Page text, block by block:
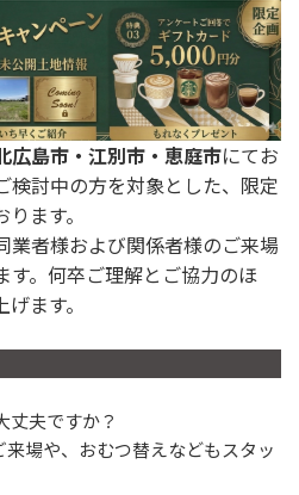
広島市・江別市・恵庭市にてお
検討中の方を対象とした、限定
ます。
者様および関係者様のご来場
す。何卒ご理解とご協力のほ
ます。
丈夫ですか？
場や、おむつ替えなどもスタッ